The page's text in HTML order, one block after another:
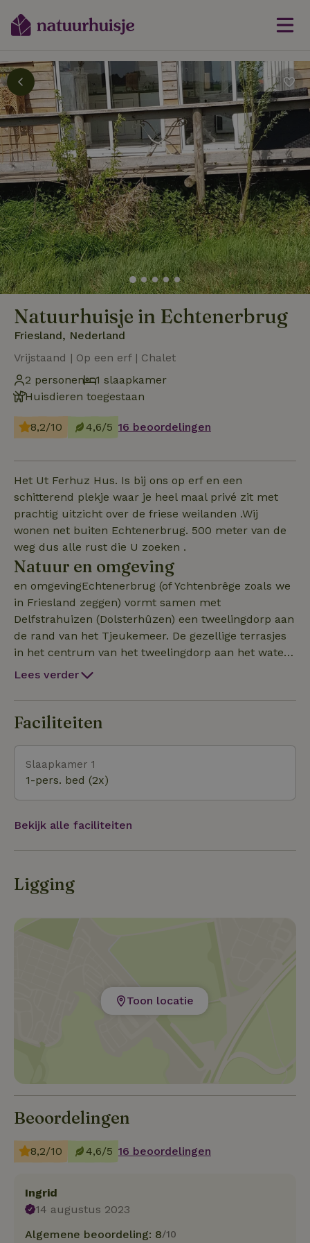
Natuurhuisje in Echtenerbrug
Friesland, Nederland
Vrijstaand | Op een erf | Chalet
2 personen
1 slaapkamer
Huisdieren toegestaan
8,2/10 4,6/5 16 beoordelingen
Het Ut Ferhuz Hus. Is bij ons op erf en een
schitterend plekje waar je heel maal privé zit met
prachtig uitzicht over de friese weilanden .Wij
wonen net buiten Echtenerbrug. 500 meter van de
weg dus alle rust die U zoeken .
Natuur en omgeving
en omgevingEchtenerbrug (of Ychtenbrêge zoals we
in Friesland zeggen) vormt samen met
Delfstrahuizen (Dolsterhûzen) een tweelingdorp aan
de rand van het Tjeukemeer. De gezellige terrasjes
in het centrum van het tweelingdorp aan het water,
nodigen je uit om lekker neer te ploffen en de
vaarroute die dwars door de beide dorpen loopt.
Aan de zuidover van het Tjeukemeer is een
je buurtdorpen Echten en Oosterzee kan ontdekken.
Lees verder
Faciliteiten
Slaapkamer 1
1-pers. bed (2x)
Bekijk alle faciliteiten
Ligging
Toon locatie
Beoordelingen
8,2/10 4,6/5 16 beoordelingen
Ingrid
14 augustus 2023
Algemene beoordeling: 8/10